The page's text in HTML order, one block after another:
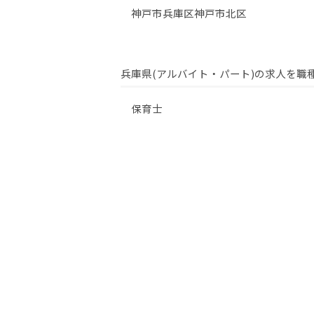
神戸市兵庫区神戸市北区
兵庫県(アルバイト・パート)の求人を職
保育士